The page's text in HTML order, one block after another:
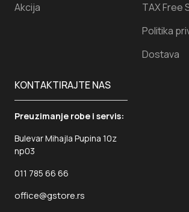
TAX Free
Politika
Dostava
KONTAKTIRAJTE NAS
Preuzimanje robe i servis:
Bulevar Mihajla Pupina 10z
np03
011 785 66 66
office@gstore.rs
Akcija